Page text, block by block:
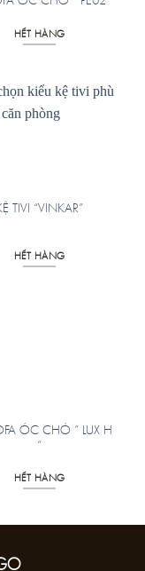
HẾT HÀNG
TIVI “VINKAR”
HẾT HÀNG
ÓC CHÓ ” LUX H
“
HẾT HÀNG